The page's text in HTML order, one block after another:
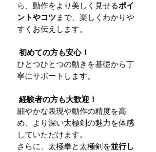
ら、動作をより美しく見せるポイ
ントやコツ まで、楽しくわかりや
すくお伝えします。
初めての方も安心！
ひとつひとつの動きを基礎から丁
寧にサポートします。
経験者の方も大歓迎！
細やかな表現や動作の精度を高
め、より深い太極剣の魅力を体感
していただけます。
さらに、太極拳と太極剣を並行し